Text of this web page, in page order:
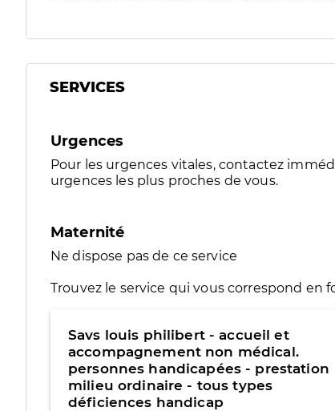
SERVICES
Urgences
Pour les urgences vitales, contactez
urgences les plus proches de vous.
Maternité
Ne dispose pas de ce service
Trouvez le service qui vous correspond en
Savs louis philibert - accueil et
accompagnement non médical.
personnes handicapées - prestation
milieu ordinaire - tous types
déficiences handicap